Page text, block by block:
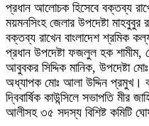
প্রধান আলোচক হিসেবে বক্তব্য
ময়মনসিংহ জেলার উপদেষ্টা মাহবুবুর
বক্তব্য রাখেন বাংলাদেশ শ্রমিক
প্রধান উপদেষ্টা ফজলুল হক শামীম,
আবুবকর সিদ্দিক মানিক, উপদেষ্টা
অধ্যাপক মোঃ আলা উদ্দিন প্রমুখ।
দ্বিবার্ষিক কাউন্সিলে সভাপতি মীর
আলীসহ ৩৫ সদস্য বিশিষ্ট কমিটি